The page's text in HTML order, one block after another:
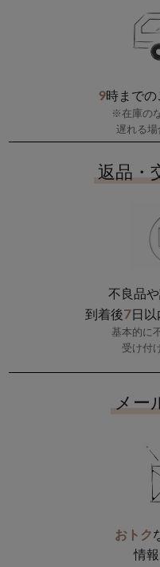
9時まで
※在庫の
遅れる場
返品・
不良品
到着後7日
基本的に
受け付
メー
おトク
情